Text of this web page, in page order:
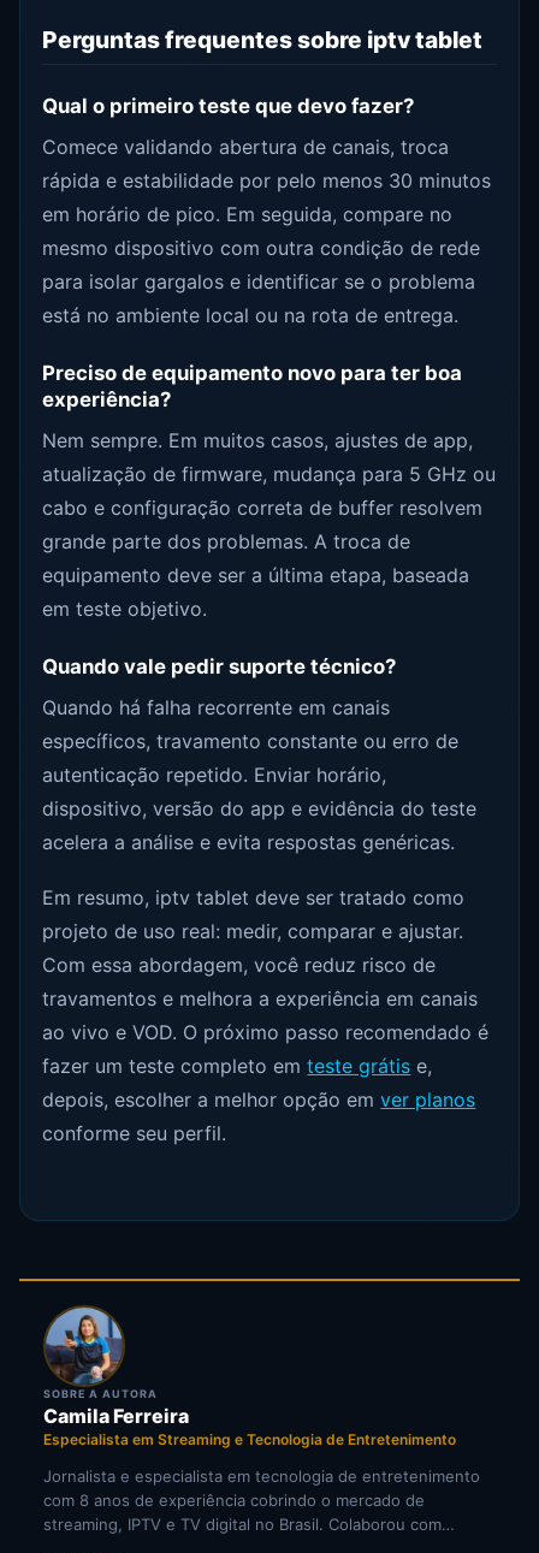
Perguntas frequentes sobre iptv tablet
Qual o primeiro teste que devo fazer?
Comece validando abertura de canais, troca
rápida e estabilidade por pelo menos 30 minutos
em horário de pico. Em seguida, compare no
mesmo dispositivo com outra condição de rede
para isolar gargalos e identificar se o problema
está no ambiente local ou na rota de entrega.
Preciso de equipamento novo para ter boa
experiência?
Nem sempre. Em muitos casos, ajustes de app,
atualização de firmware, mudança para 5 GHz ou
cabo e configuração correta de buffer resolvem
grande parte dos problemas. A troca de
equipamento deve ser a última etapa, baseada
em teste objetivo.
Quando vale pedir suporte técnico?
Quando há falha recorrente em canais
específicos, travamento constante ou erro de
autenticação repetido. Enviar horário,
dispositivo, versão do app e evidência do teste
acelera a análise e evita respostas genéricas.
Em resumo, iptv tablet deve ser tratado como
projeto de uso real: medir, comparar e ajustar.
Com essa abordagem, você reduz risco de
travamentos e melhora a experiência em canais
ao vivo e VOD. O próximo passo recomendado é
fazer um teste completo emteste grátis e,
depois, escolher a melhor opção emver planos
conforme seu perfil.
SOBRE A AUTORA
Camila Ferreira
Especialista em Streaming e Tecnologia de Entretenimento
Jornalista e especialista em tecnologia de entretenimento
com 8 anos de experiência cobrindo o mercado de
streaming, IPTV e TV digital no Brasil. Colaborou com